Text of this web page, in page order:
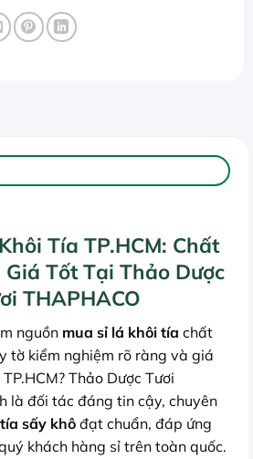
Tía TP.HCM: Chất
Giá Tốt Tại Thảo Dược
THAPHACO
nguồn mua sỉ lá khôi tía chất
tờ kiểm nghiệm rõ ràng và giá
Thảo Dược Tươi
là đối tác đáng tin cậy, chuyên
sấy khôđạt chuẩn, đáp ứng
khách hàng sỉ trên toàn quốc.